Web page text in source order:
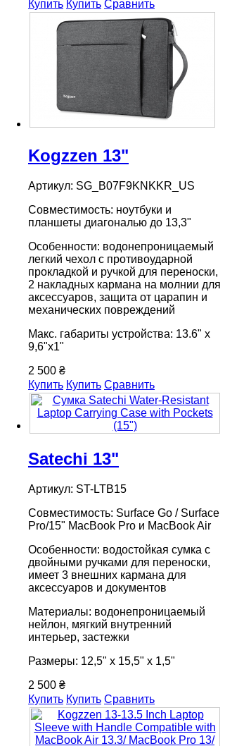
Купить Купить Сравнить
Kogzzen 13"
Артикул: SG_B07F9KNKKR_US
Совместимость: ноутбуки и
планшеты диагональю до 13,3"
Особенности: водонепроницаемый
легкий чехол с противоударной
прокладкой и ручкой для переноски,
2 накладных кармана на молнии для
аксессуаров, защита от царапин и
механических повреждений
Макс. габариты устройства: 13.6" х
9,6"х1"
2 500 ₴
Купить Купить Сравнить
Satechi 13"
Артикул: ST-LTB15
Совместимость: Surface Go / Surface
Pro/15" MacBook Pro и MacBook Air
Особенности: водостойкая сумка с
двойными ручками для переноски,
имеет 3 внешних кармана для
аксессуаров и документов
Материалы: водонепроницаемый
нейлон, мягкий внутренний
интерьер, застежки
Размеры: 12,5" х 15,5" х 1,5"
2 500 ₴
Купить Купить Сравнить